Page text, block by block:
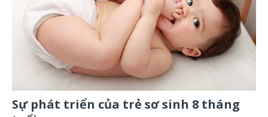
Sự phát triển của trẻ sơ sinh 8 tháng